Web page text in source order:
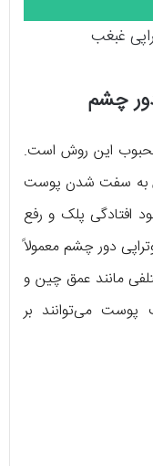
غبغب
چشم
محبوب این روش است.
روش به سفت شدن پوست
افتادگی پلک و رفع
دور چشم معمولاً
مختلفی مانند عمق چین و
پوست می‌توانند بر